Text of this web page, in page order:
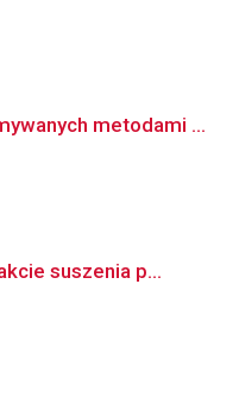
metodami ...
suszenia p...